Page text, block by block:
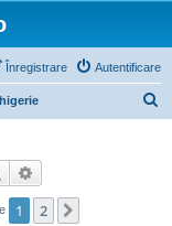
Autentificare
Înregistrare
Căutare
1 2